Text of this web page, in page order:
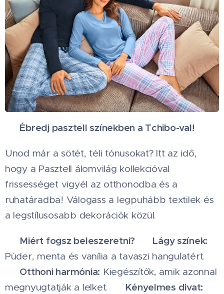
Ébredj pasztell színekben a Tchibo-val!
Unod már a sötét, téli tónusokat? Itt az idő,
hogy a Pasztell álomvilág kollekcióval
frissességet vigyél az otthonodba és a
ruhatáradba! Válogass a legpuhább textilek és
a legstílusosabb dekorációk közül.
Miért fogsz beleszeretni? Lágy színek:
Púder, menta és vanília a tavaszi hangulatért.
Otthoni harmónia: Kiegészítők, amik azonnal
megnyugtatják a lelket. 👗 Kényelmes divat: